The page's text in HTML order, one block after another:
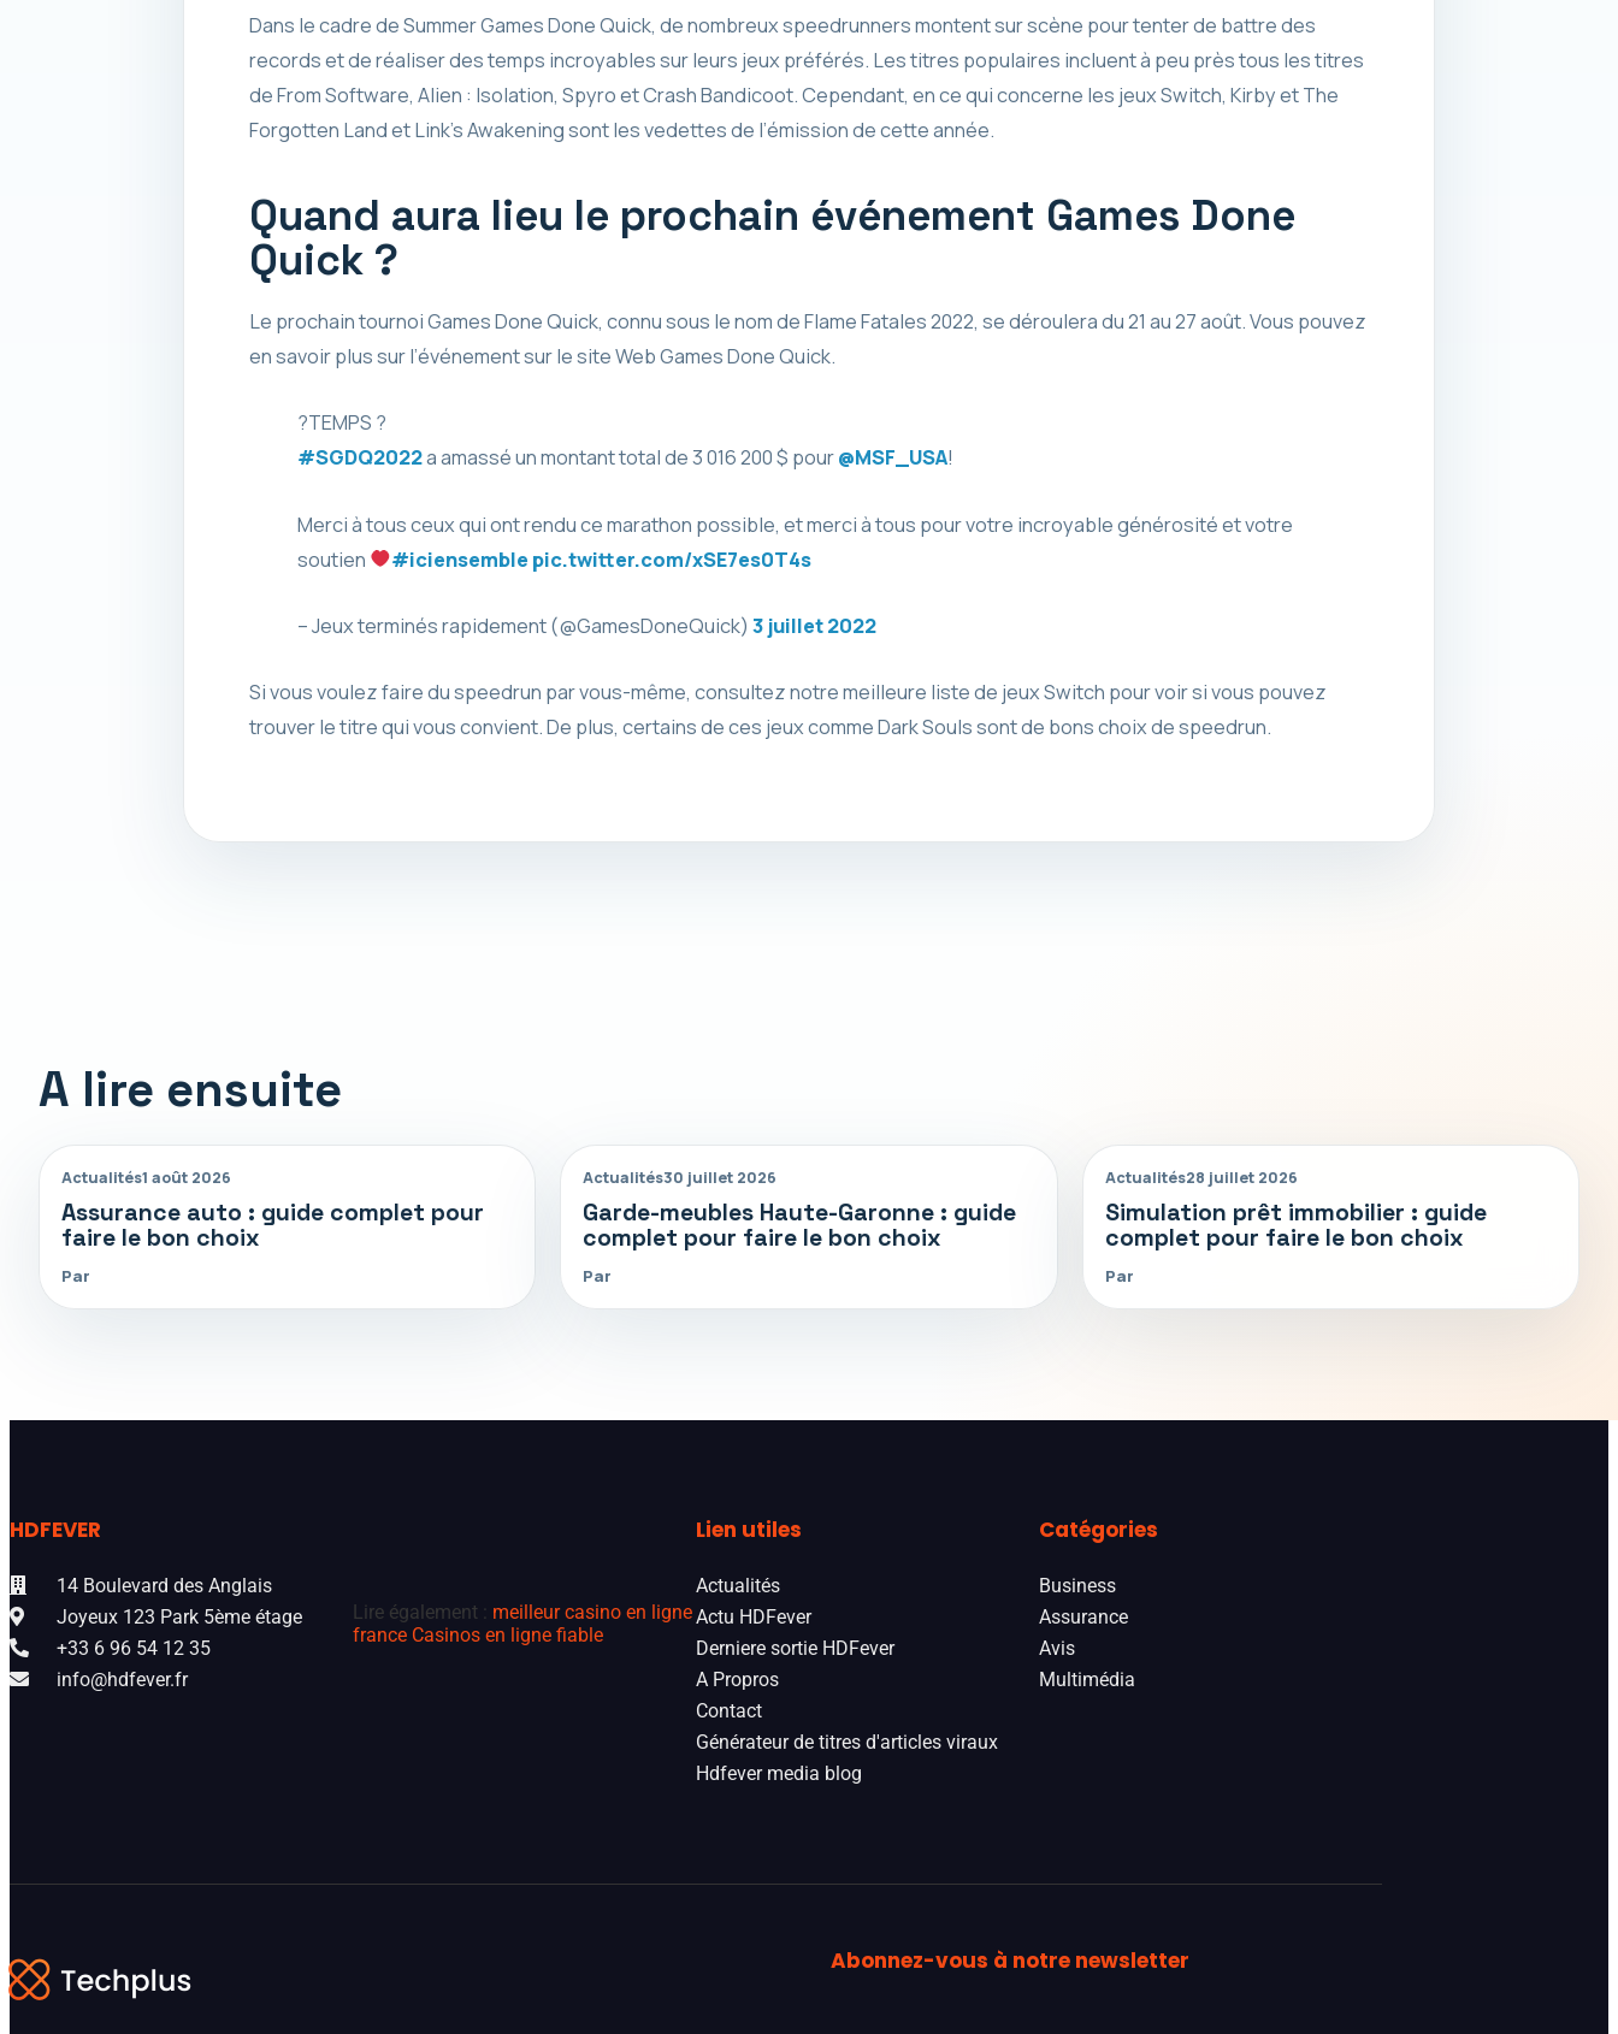
Dans le cadre de Summer Games Done Quick, de nombreux speedrunners montent sur scène pour tenter de battre des
records et de réaliser des temps incroyables sur leurs jeux préférés. Les titres populaires incluent à peu près tous les titres
de From Software, Alien : Isolation, Spyro et Crash Bandicoot. Cependant, en ce qui concerne les jeux Switch, Kirby et The
Forgotten Land et Link’s Awakening sont les vedettes de l’émission de cette année.
Quand aura lieu le prochain événement Games Done
Quick ?
Le prochain tournoi Games Done Quick, connu sous le nom de Flame Fatales 2022, se déroulera du 21 au 27 août. Vous pouvez
en savoir plus sur l’événement sur le site Web Games Done Quick.
?TEMPS ?
#SGDQ2022a amassé un montant total de 3 016 200 $ pour@MSF_USA!
Merci à tous ceux qui ont rendu ce marathon possible, et merci à tous pour votre incroyable générosité et votre
soutien
#iciensemble pic.twitter.com/xSE7es0T4s
– Jeux terminés rapidement (@GamesDoneQuick) 3 juillet 2022
Si vous voulez faire du speedrun par vous-même, consultez notre meilleure liste de jeux Switch pour voir si vous pouvez
trouver le titre qui vous convient. De plus, certains de ces jeux comme Dark Souls sont de bons choix de speedrun.
A lire ensuite
Actualités1 août 2026
Assurance auto : guide complet pour
faire le bon choix
Par
Actualités30 juillet 2026
Garde-meubles Haute-Garonne : guide
complet pour faire le bon choix
Par
Actualités28 juillet 2026
Simulation prêt immobilier : guide
complet pour faire le bon choix
Par
HDFEVER
14 Boulevard des Anglais
Joyeux 123 Park 5ème étage
+33 6 96 54 12 35
info@hdfever.fr
Lire également : meilleur casino en ligne
france Casinos en ligne fiable
Lien utiles
Actualités
Actu HDFever
Derniere sortie HDFever
A Propros
Contact
Générateur de titres d'articles viraux
Hdfever media blog
Catégories
Business
Assurance
Avis
Multimédia
Abonnez-vous à notre newsletter